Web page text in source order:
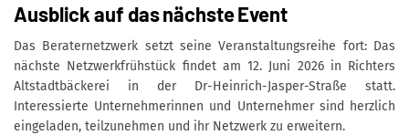
Ausblick auf das nächste Event
Das Beraternetzwerk setzt seine Veranstaltungsreihe fort: Das
nächste Netzwerkfrühstück findet am 12. Juni 2026 in Richters
Altstadtbäckerei in der Dr-Heinrich-Jasper-Straße statt.
Interessierte Unternehmerinnen und Unternehmer sind herzlich
eingeladen, teilzunehmen und ihr Netzwerk zu erweitern.